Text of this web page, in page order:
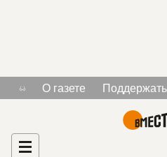
О газете
Рекламодателям
Тема «БелОИ»